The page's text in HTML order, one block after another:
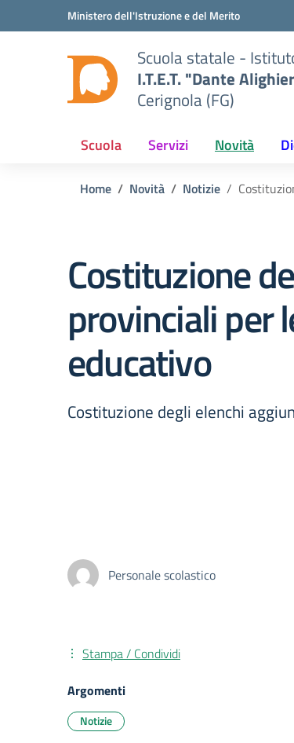
Vai ai contenuti
Vai al menu di navigazioneMinistero dell'Istruzione e del Merito
Scuola statale -
I.T.E.T. "Dante
Cerignola (FG)
Scuola Servizi Novità
Home Novità Notizie
Costituzione
provinciali per
educativo
Costituzione degli elenchi
Personale scolastico
Stampa / Condividi
Argomenti
Notizie